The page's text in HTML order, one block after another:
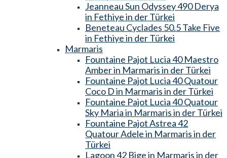
Jeanneau Sun Odyssey 490 Derya
in Fethiye in der Türkei
Beneteau Cyclades 50.5 Take Five
in Fethiye in der Türkei
Marmaris
Fountaine Pajot Lucia 40 Maestro
Amber in Marmaris in der Türkei
Fountaine Pajot Lucia 40 Quatour
Coco D in Marmaris in der Türkei
Fountaine Pajot Lucia 40 Quatour
Sky Maria in Marmaris in der Türkei
Fountaine Pajot Astrea 42
Quatour Adele in Marmaris in der
Türkei
Lagoon 42 Bige in Marmaris in der